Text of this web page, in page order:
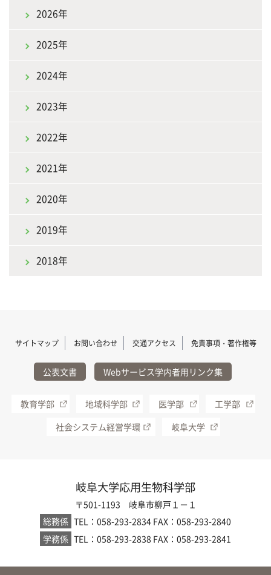
2026年
2025年
2024年
2023年
2022年
2021年
2020年
2019年
2018年
サイトマップ お問い合わせ 交通アクセス 免責事項・著作権等
公表文書 Webサービス学内者用リンク集
教育学部 地域科学部 医学部
工学部
社会システム経営学環
岐阜大学
岐阜大学応用生物科学部
〒501-1193 岐阜市柳戸１－１
総務係 TEL：058-293-2834 FAX：058-293-2840
学務係 TEL：058-293-2838 FAX：058-293-2841